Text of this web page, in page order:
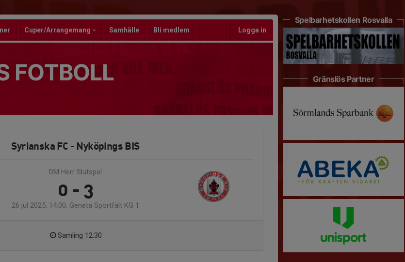
Cuper/Arrangemang Samhälle Bli medlem Logga in
FOTBOLL
Syrianska FC - Nyköpings BIS
DM Herr Slutspel
0 - 3
26 jul 2025, 14:00, Geneta Sportfält KG 1
Samling 12:30
Spelbarhetskollen Rosvalla
Gränslös Partner